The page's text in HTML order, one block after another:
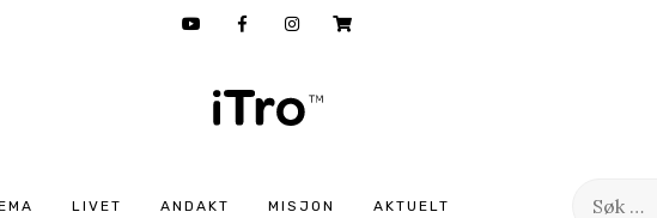
LIVET ANDAKT MISJON AKTUELT
Søk